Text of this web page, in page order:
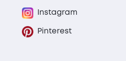
Instagram
Pinterest